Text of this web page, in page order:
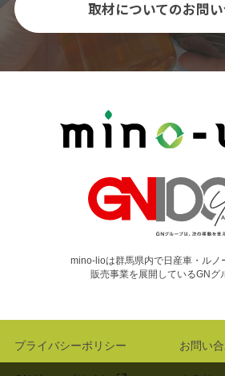
取材についてのお問
mino-lioは群馬県内で日産車・ルノ
販売事業を展開しているGNグ
プライバシーポリシー お問い